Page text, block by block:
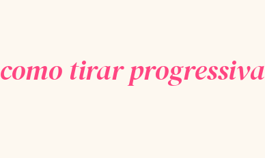
como tirar progressiva